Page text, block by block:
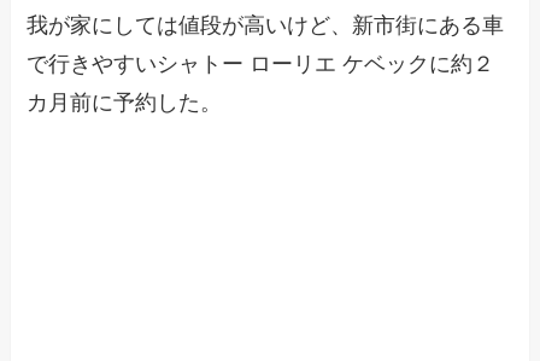
我が家にしては値段が高いけど、新市街にある車
で行きやすいシャトー ローリエ ケベックに約２
カ月前に予約した。